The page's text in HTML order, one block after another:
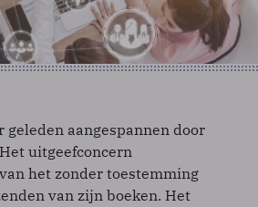
geleden aangespannen door
uitgeefconcern
het zonder toestemming
van zijn boeken. Het